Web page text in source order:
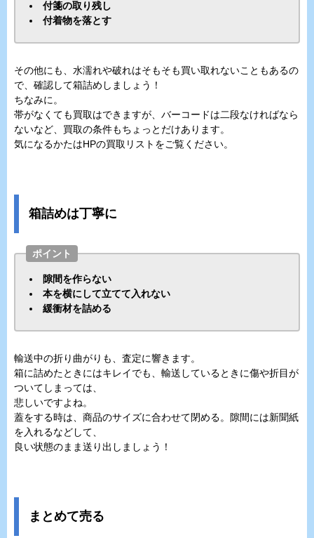
付箋の取り残し
付着物を落とす
その他にも、水濡れや破れはそもそも買い取れないこともあるの
で、確認して箱詰めしましょう！
ちなみに。
帯がなくても買取はできますが、バーコードは二段なければなら
ないなど、買取の条件もちょっとだけあります。
気になるかたはHPの買取リストをご覧ください。
箱詰めは丁寧に
ポイント
隙間を作らない
本を横にして立てて入れない
緩衝材を詰める
輸送中の折り曲がりも、査定に響きます。
箱に詰めたときにはキレイでも、輸送しているときに傷や折目が
ついてしまっては、
悲しいですよね。
蓋をする時は、商品のサイズに合わせて閉める。隙間には新聞紙
を入れるなどして、
良い状態のまま送り出しましょう！
まとめて売る